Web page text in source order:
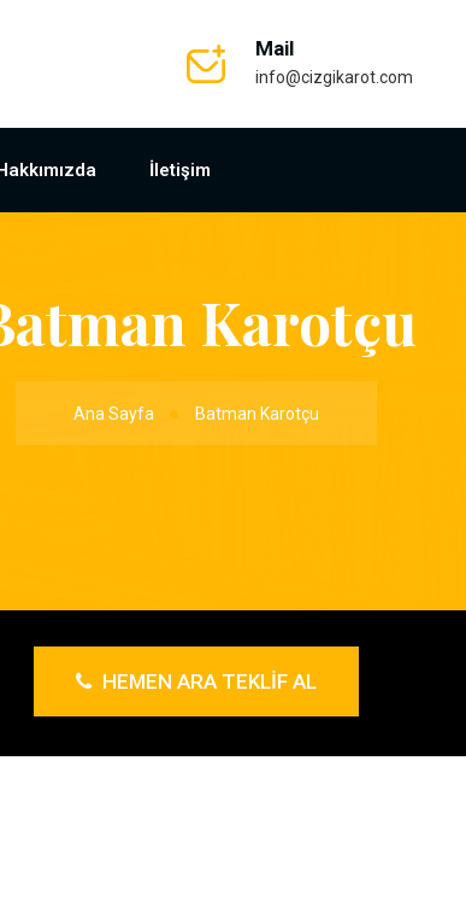
Mail
info@cizgikarot.com
İletişim
Karotçu
Ana Sayfa Batman Karotçu
HEMEN ARA TEKLIF AL